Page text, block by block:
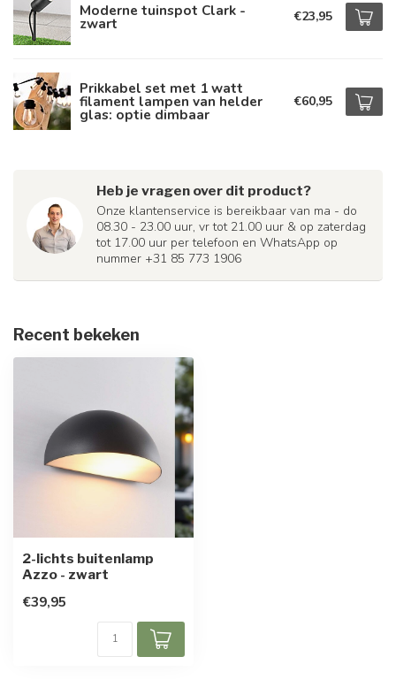
Moderne tuinspot Clark -
zwart €23,95
Prikkabel set met 1 watt
filament lampen van helder
glas: optie dimbaar
€60,95
Heb je vragen over dit product?
Onze klantenservice is bereikbaar van ma - do
08.30 - 23.00 uur, vr tot 21.00 uur & op zaterdag
tot 17.00 uur per telefoon en WhatsApp op
nummer +31 85 773 1906
Recent bekeken
2-lichts buitenlamp
Azzo - zwart
€39,95